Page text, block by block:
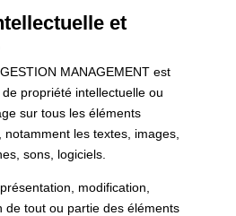
et
MANAGEMENT est
propriété intellectuelle ou
sur tous les éléments
les textes, images,
sons, logiciels.
modification,
de tout ou partie des éléments